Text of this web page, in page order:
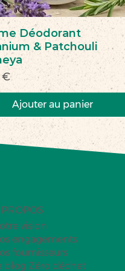
Déodorant
& Patchouli
€
Ajouter au panier
vision
engagements
fournisseurs
blog Zéro déchet